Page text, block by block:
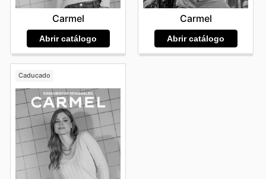
Carmel
Abrir catálogo
Carmel
Abrir catálogo
Caducado